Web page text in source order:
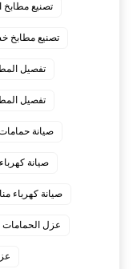
تصنيع مطابخ
تصنيع مطابخ
تفصيل
تفصيل
صيانة
صيانة
صيانة كهرباء
عزل الحمامات